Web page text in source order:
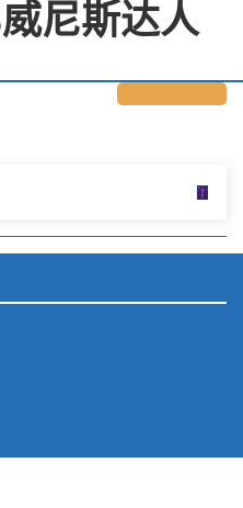
尼斯达人